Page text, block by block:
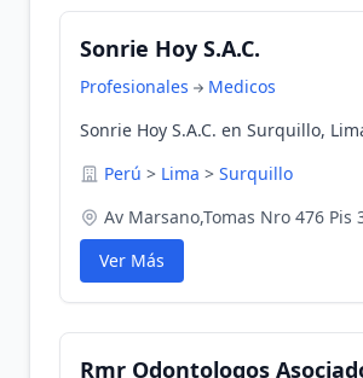
Sonrie Hoy S.A.C.
Profesionales
Medicos
Sonrie Hoy S.A.C. en Surquillo,
Perú > Lima > Surquillo
Av Marsano,Tomas Nro 476 Pis
Ver Más
Rmr Odontologos